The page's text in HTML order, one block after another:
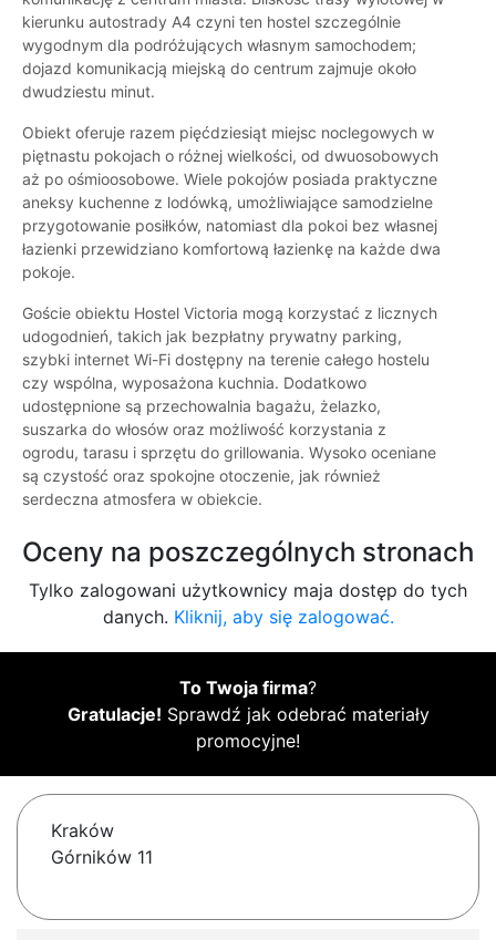
kierunku autostrady A4 czyni ten hostel szczególnie
wygodnym dla podróżujących własnym samochodem;
dojazd komunikacją miejską do centrum zajmuje około
dwudziestu minut.
Obiekt oferuje razem pięćdziesiąt miejsc noclegowych w
piętnastu pokojach o różnej wielkości, od dwuosobowych
aż po ośmioosobowe. Wiele pokojów posiada praktyczne
aneksy kuchenne z lodówką, umożliwiające samodzielne
przygotowanie posiłków, natomiast dla pokoi bez własnej
łazienki przewidziano komfortową łazienkę na każde dwa
pokoje.
Goście obiektu Hostel Victoria mogą korzystać z licznych
udogodnień, takich jak bezpłatny prywatny parking,
szybki internet Wi-Fi dostępny na terenie całego hostelu
czy wspólna, wyposażona kuchnia. Dodatkowo
udostępnione są przechowalnia bagażu, żelazko,
suszarka do włosów oraz możliwość korzystania z
ogrodu, tarasu i sprzętu do grillowania. Wysoko oceniane
są czystość oraz spokojne otoczenie, jak również
serdeczna atmosfera w obiekcie.
Oceny na poszczególnych stronach
Tylko zalogowani użytkownicy maja dostęp do tych
danych. Kliknij, aby się zalogować.
To Twoja firma?
Gratulacje! Sprawdź jak odebrać materiały
promocyjne!
Kraków
Górników 11